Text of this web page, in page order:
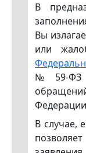
В
Вы
или
№59-ФЗ
В случае,